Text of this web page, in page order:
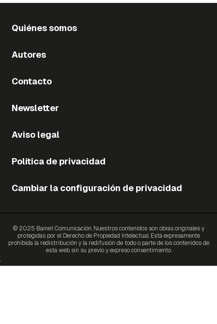
Quiénes somos
Autores
Contacto
Newsletter
Aviso legal
Política de privacidad
Cambiar la configuración de privacidad
© 2025 Bainet Comunicación. Nuestros contenidos son obras originales y
protegidas por el Derecho de Propiedad Intelectual. Está expresamente
prohibida la redistribución y la redifusión de todo o parte de los contenidos de
esta web sin su previo y expreso consentimiento.